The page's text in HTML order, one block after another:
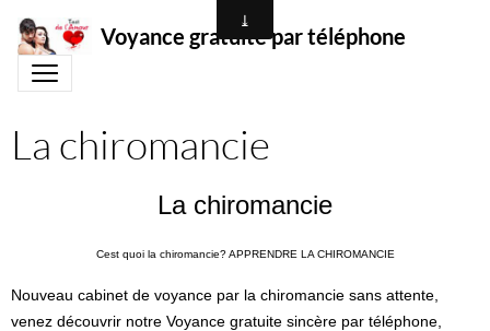
Voyance gratuite par téléphone
La chiromancie
La chiromancie
Cest quoi la chiromancie?APPRENDRE LA CHIROMANCIE
Nouveau cabinet de voyance par la chiromancie sans attente,
venez découvrir notre Voyance gratuite sincère par téléphone,